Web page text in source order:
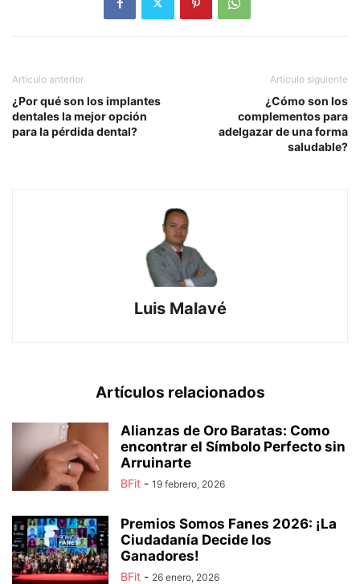
Artículo anterior
¿Por qué son los implantes
dentales la mejor opción
para la pérdida dental?
Artículo siguiente
¿Cómo son los
complementos para
adelgazar de una forma
saludable?
Luis Malavé
Artículos relacionados
Alianzas de Oro Baratas: Como
encontrar el Símbolo Perfecto sin
Arruinarte
BFit - 19 febrero, 2026
Premios Somos Fanes 2026: ¡La
Ciudadanía Decide los
Ganadores!
BFit - 26 enero, 2026